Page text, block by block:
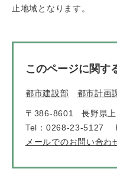
止地域となります。
このページに関す
都市建設部 都市計画
〒386-8601
長野県
Tel：0268-23-5127
メールでのお問い合わ